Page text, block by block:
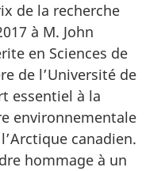
de la recherche
à M. John
en Sciences de
de l’Université de
essentiel à la
environnementale
canadien.
hommage à un